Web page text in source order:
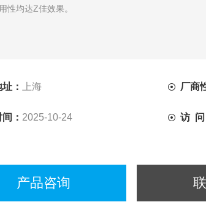
性均达Z佳效果。
： 上海 厂商
： 2025-10-24 访 问
产品咨询